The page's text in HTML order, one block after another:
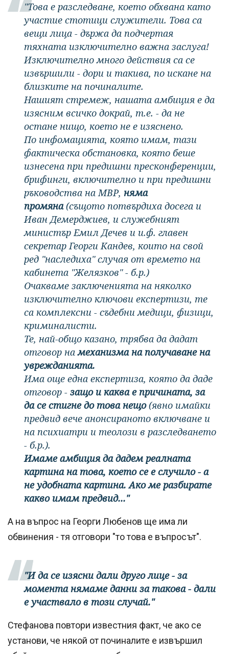
"Това е разследване, което обхвана като
участие стотици служители. Това са
вещи лица - държа да подчертая
тяхната изключително важна заслуга!
Изключително много действия са се
извършили - дори и такива, по искане на
близките на починалите.
Нашият стремеж, нашата амбиция е да
изясним всичко докрай, т.е. - да не
остане нищо, което не е изяснено.
По инфомацията, която имам, тази
фактическа обстановка, която беше
изнесена при предишни пресконференции,
брифинги, включително и при предишни
ръководства на МВР, няма
промяна(същото потвърдиха досега и
Иван Демерджиев, и служебният
министър Емил Дечев и и.ф. главен
секретар Георги Кандев, които на свой
ред "наследиха" случая от времето на
кабинета "Желязков" - б.р.)
Очакваме заключенията на няколко
изключително ключови експертизи, те
са комплексни - съдебни медици, физици,
криминалисти.
Те, най-общо казано, трябва да дадат
отговор намеханизма на получаване на
уврежданията.
Има още една експертиза, която да даде
отговор - защо и каква е причината, за
да се стигне до това нещо(явно имайки
предвид вече анонсираното включване и
на психиатри и теолози в разследването
- б.р.).
Имаме амбиция да дадем реалната
картина на това, което се е случило - а
не удобната картина. Ако ме разбирате
какво имам предвид..."
А на въпрос на Георги Любенов ще има ли
обвинения - тя отговори "то това е въпросът".
"И да се изясни дали друго лице - за
момента нямаме данни за такова - дали
е участвало в този случай."
Стефанова повтори известния факт, че ако се
установи, че някой от починалите е извършил